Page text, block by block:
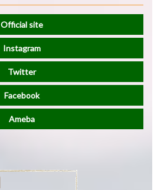
Official site
Instagram
Twitter
Facebook
Ameba